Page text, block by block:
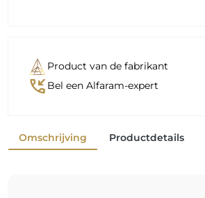
Product van de fabrikant
phone_callback Bel een Alfaram-expert
Omschrijving Productdetails